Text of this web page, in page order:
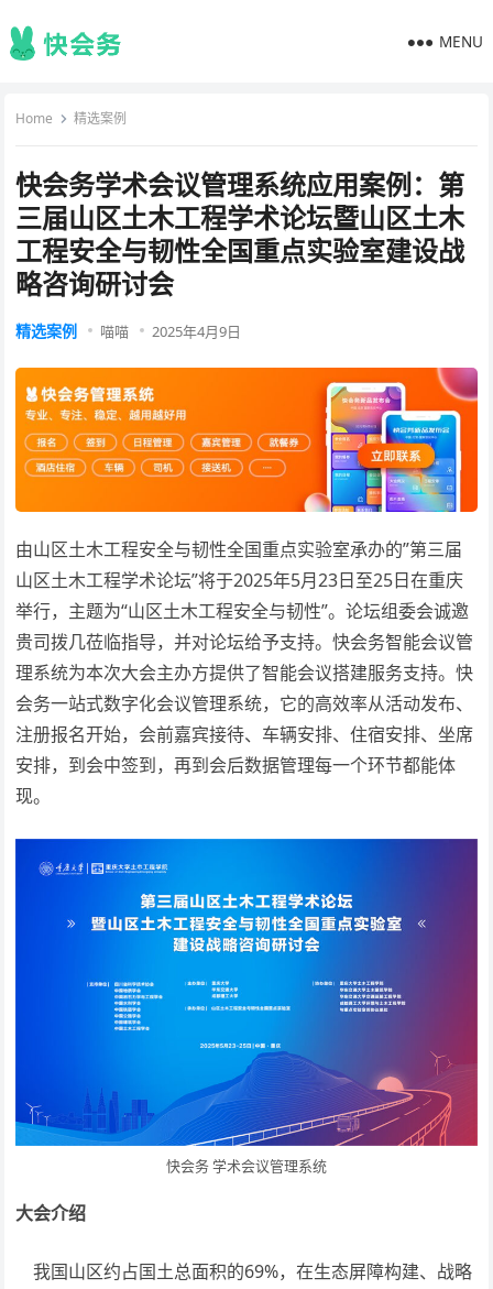
MENU
Home 精选案例
快会务学术会议管理系统应用案例：第
三届山区土木工程学术论坛暨山区土木
工程安全与韧性全国重点实验室建设战
略咨询研讨会
精选案例 喵喵 2025年4月9日
由山区土木工程安全与韧性全国重点实验室承办的”第三届
山区土木工程学术论坛”将于2025年5月23日至25日在重庆
举行，主题为“山区土木工程安全与韧性”。论坛组委会诚邀
贵司拨几莅临指导，并对论坛给予支持。快会务智能会议管
理系统为本次大会主办方提供了智能会议搭建服务支持。快
会务一站式数字化会议管理系统，它的高效率从活动发布、
注册报名开始，会前嘉宾接待、车辆安排、住宿安排、坐席
安排，到会中签到，再到会后数据管理每一个环节都能体
现。
快会务 学术会议管理系统
大会介绍
我国山区约占国土总面积的69%，在生态屏障构建、战略